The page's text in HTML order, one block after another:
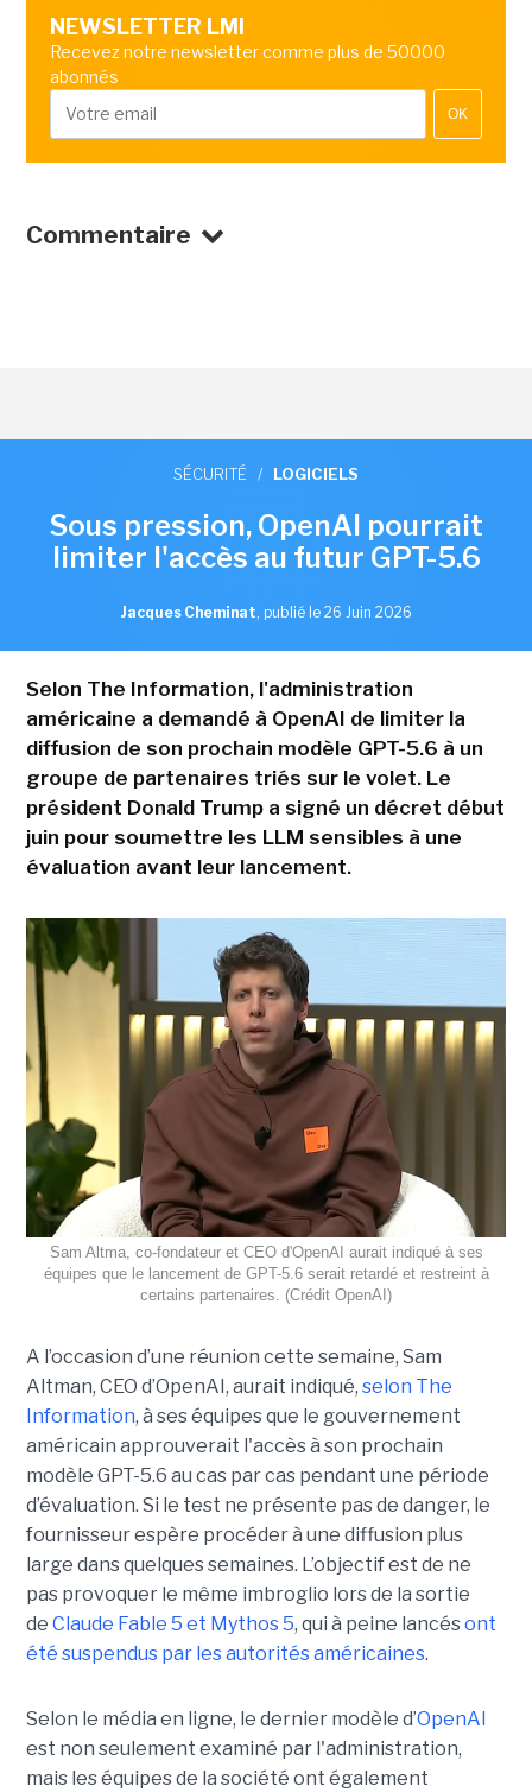
NEWSLETTER LMI
Recevez notre newsletter comme plus de 50000
abonnés
OK
Commentaire
SÉCURITÉ / LOGICIELS
Sous pression, OpenAI pourrait
limiter l'accès au futur GPT-5.6
Jacques Cheminat, publié le 26 Juin 2026
Selon The Information, l'administration
américaine a demandé à OpenAI de limiter la
diffusion de son prochain modèle GPT-5.6 à un
groupe de partenaires triés sur le volet. Le
président Donald Trump a signé un décret début
juin pour soumettre les LLM sensibles à une
évaluation avant leur lancement.
Sam Altma, co-fondateur et CEO d'OpenAI aurait indiqué à ses
équipes que le lancement de GPT-5.6 serait retardé et restreint à
certains partenaires. (Crédit OpenAI)
A l’occasion d’une réunion cette semaine, Sam
Altman, CEO d’OpenAI, aurait indiqué, selon The
Information, à ses équipes que le gouvernement
américain approuverait l'accès à son prochain
modèle GPT-5.6 au cas par cas pendant une période
d’évaluation. Si le test ne présente pas de danger, le
fournisseur espère procéder à une diffusion plus
large dans quelques semaines. L’objectif est de ne
pas provoquer le même imbroglio lors de la sortie
de Claude Fable 5 et Mythos 5, qui à peine lancésont
été suspendus par les autorités américaines.
Selon le média en ligne, le dernier modèle d’OpenAI
est non seulement examiné par l'administration,
mais les équipes de la société ont également